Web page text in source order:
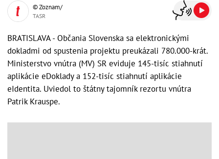
© Zoznam/
TASR
BRATISLAVA - Občania Slovenska sa elektronickými
dokladmi od spustenia projektu preukázali 780.000-krát.
Ministerstvo vnútra (MV) SR eviduje 145-tisíc stiahnutí
aplikácie eDoklady a 152-tisíc stiahnutí aplikácie
eIdentita. Uviedol to štátny tajomník rezortu vnútra
Patrik Krauspe.